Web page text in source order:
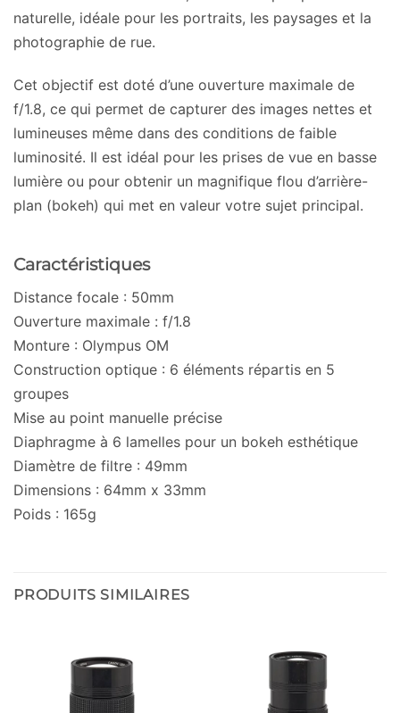
naturelle, idéale pour les portraits, les paysages et la
photographie de rue.
Cet objectif est doté d’une ouverture maximale de
f/1.8, ce qui permet de capturer des images nettes et
lumineuses même dans des conditions de faible
luminosité. Il est idéal pour les prises de vue en basse
lumière ou pour obtenir un magnifique flou d’arrière-
plan (bokeh) qui met en valeur votre sujet principal.
Caractéristiques
Distance focale : 50mm
Ouverture maximale : f/1.8
Monture : Olympus OM
Construction optique : 6 éléments répartis en 5
groupes
Mise au point manuelle précise
Diaphragme à 6 lamelles pour un bokeh esthétique
Diamètre de filtre : 49mm
Dimensions : 64mm x 33mm
Poids : 165g
PRODUITS SIMILAIRES